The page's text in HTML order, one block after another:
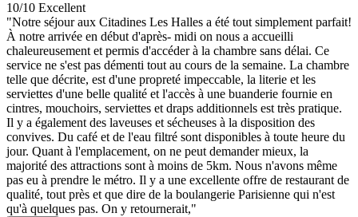
10/10 Excellent
"Notre séjour aux Citadines Les Halles a été tout simplement parfait!
À notre arrivée en début d'après- midi on nous a accueilli
chaleureusement et permis d'accéder à la chambre sans délai. Ce
service ne s'est pas démenti tout au cours de la semaine. La chambre
telle que décrite, est d'une propreté impeccable, la literie et les
serviettes d'une belle qualité et l'accès à une buanderie fournie en
cintres, mouchoirs, serviettes et draps additionnels est très pratique.
Il y a également des laveuses et sécheuses à la disposition des
convives. Du café et de l'eau filtré sont disponibles à toute heure du
jour. Quant à l'emplacement, on ne peut demander mieux, la
majorité des attractions sont à moins de 5km. Nous n'avons même
pas eu à prendre le métro. Il y a une excellente offre de restaurant de
qualité, tout près et que dire de la boulangerie Parisienne qui n'est
qu'à quelques pas. On y retournerait,"